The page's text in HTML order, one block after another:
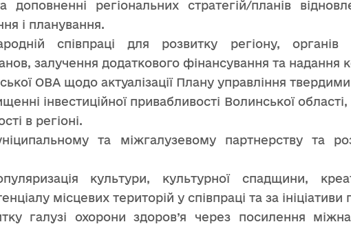
доповненні регіональних стратегій/планів
і планування.
співпраці для розвитку регіону, органів
залучення додаткового фінансування та надання
ОВА щодо актуалізації Плану управління
інвестиційної привабливості Волинської
в регіоні.
та міжгалузевому партнерству та
культури, культурної спадщини,
місцевих територій у співпраці та за ініціативи
галузі охорони здоров’я через посилення